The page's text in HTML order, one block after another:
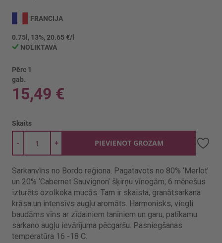
FRANCIJA
0.75l, 13%, 20.65 €/l
NOLIKTAVĀ
Pērc 1
gab.
15,49 €
Skaits
+
- PIEVIENOT GROZAM
Sarkanvīns no Bordo reģiona. Pagatavots no 80% ‘Merlot’
un 20% ‘Cabernet Sauvignon’ šķirņu vīnogām, 6 mēnešus
izturēts ozolkoka mucās. Tam ir skaista, granātsarkana
krāsa un intensīvs augļu aromāts. Harmonisks, viegli
baudāms vīns ar zīdainiem tanīniem un garu, patīkamu
sarkano augļu ievārījuma pēcgaršu. Pasniegšanas
temperatūra 16 -18 C.